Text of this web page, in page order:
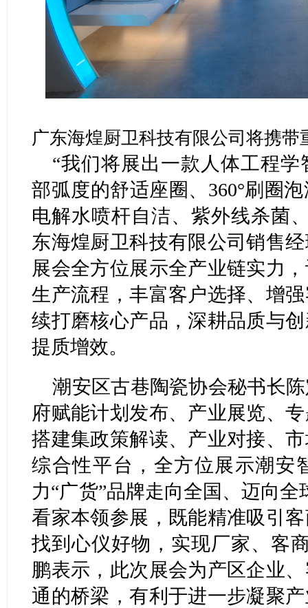
广东海煌厨卫科技有限公司将携
“我们将展出一款人体工程
部弧度的舒适座圈、360°刷圈
电解水喷杆自洁、紫外线杀菌
东海煌厨卫科技有限公司销售
展会全方位展示全产业链实力
生产流程，丰富客户选择、增
续打磨核心产品，深耕品质与
提质增效。
潮安区古巷陶瓷协会秘书长
府赋能计划发布、产业展览、
搭建集政策解读、产业对接、
综合性平台，全方位展示潮安
力“广货”品牌走向全国、迈向
看家本领参展，既能精准吸引
找到心仪好物，实现厂家、客
鹏表示，此次展会为产区企业
通的桥梁，有利于进一步凝聚